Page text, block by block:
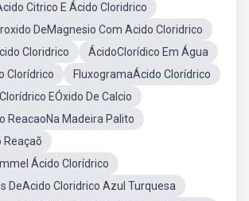
Citrico E Ácido Cloridrico
DeMagnesio Com Acido Cloridrico
Cloridrico
ÁcidoClorídico Em Água
Clorídrico
FluxogramaÁcido Clorídrico
EÓxido De Calcio
ReacaoNa Madeira Palito
Reaçaõ
Ácido Clorídrico
DeAcido Cloridrico Azul Turquesa